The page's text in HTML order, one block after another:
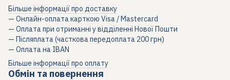
Більше інформації про доставку
— Онлайн-оплата карткою Visa / Mastercard
— Оплата при отриманні у відділенні Нової Пошти
— Післяплата (часткова передоплата 200 грн)
— Оплата на IBAN
Більше інформації про оплату
Обмін та повернення